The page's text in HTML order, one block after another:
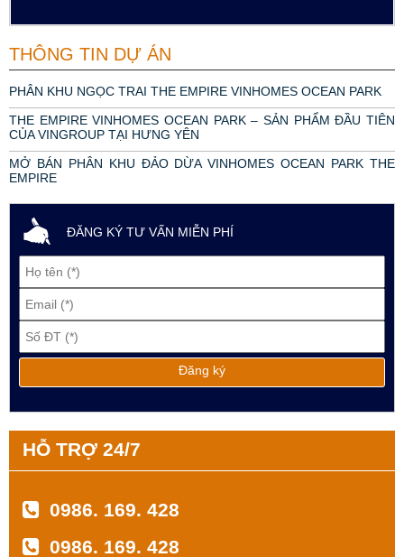
THÔNG TIN DỰ ÁN
PHÂN KHU NGỌC TRAI THE EMPIRE VINHOMES OCEAN PARK
THE EMPIRE VINHOMES OCEAN PARK – SẢN PHẨM ĐẦU TIÊN
CỦA VINGROUP TẠI HƯNG YÊN
MỞ BÁN PHÂN KHU ĐẢO DỪA VINHOMES OCEAN PARK THE
EMPIRE
ĐĂNG KÝ TƯ VẤN MIỄN PHÍ
HỖ TRỢ 24/7
0986. 169. 428
0986. 169. 428